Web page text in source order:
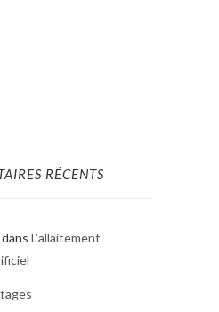
RÉCENTS
dans L’allaitement